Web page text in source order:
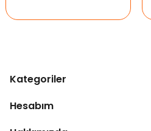
Kategoriler
Hesabım